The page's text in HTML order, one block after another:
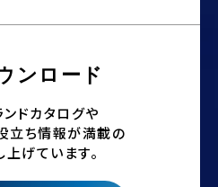
ンロード
ドカタログや
立ち情報が満載の
げています。